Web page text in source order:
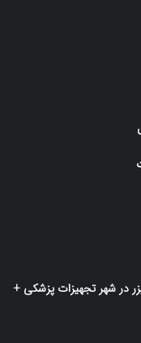
در شهر تجهیزات پزشکی +